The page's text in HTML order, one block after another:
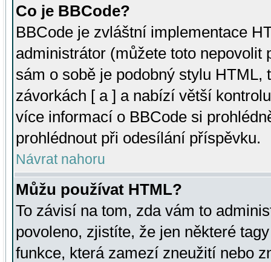
Co je BBCode?
BBCode je zvláštní implementace
administrátor (můžete toto
sám o sobě je podobný stylu HTML,
závorkách [ a ] a nabízí větší
více informací o BBCode si
prohlédnout při odesílání příspěvku.
Návrat nahoru
Můžu používat HTML?
To závisí na tom, zda vám to
povoleno, zjistíte, že jen některé
funkce, která zamezí zneužití nebo